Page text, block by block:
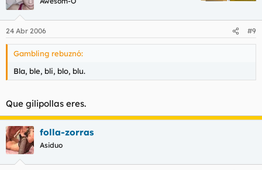
24 Abr 2006 #9
Gambling rebuznó:
Bla, ble, bli, blo, blu.
Que gilipollas eres.
folla-zorras
Asiduo